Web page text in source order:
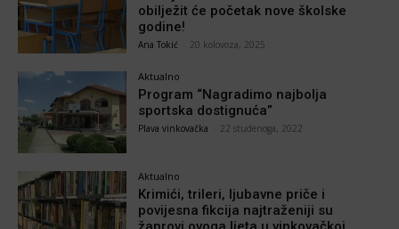
obilježit će početak nove školske
godine!
Ana Tokić 20 kolovoza, 2025
Aktualno
Program “Nagradimo najbolja
sportska dostignuća”
Plava vinkovačka 22 studenoga, 2022
Aktualno
Krimići, trileri, ljubavne priče i
povijesna fikcija najtraženiji su